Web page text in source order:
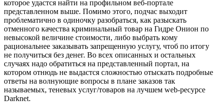
которое удастся найти на профильном веб-портале
представленном выше. Помимо этого, подчас выходит
проблематично в одиночку разобраться, как разыскать
отменного качества криминальный товар на Гидре Онион по
невысокой величине стоимости, либо выбрать кому
рациональнее заказывать запрещенную услугу, чтоб по итогу
не получиться без денег. Во всех описанных и остальных
случаях надо обратиться на представленный портал, на
котором отнюдь не выдастся сложностью отыскать подробные
ответы на волнующие вопросы в плане заказов так
называемых, теневых услуг/товаров на лучшем web-ресурсе
Darknet.